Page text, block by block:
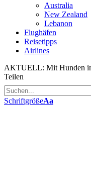
Australia
New Zealand
Lebanon
Flughäfen
Reisetipps
Airlines
AKTUELL: Mit Hunden
Teilen
SchriftgrößeAa